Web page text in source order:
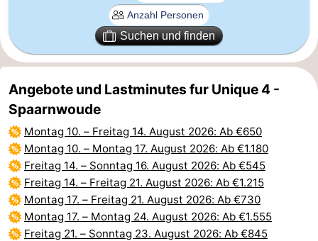
Suchen und finden
Angebote und Lastminutes fur Unique 4 -
Spaarnwoude
Montag 10. – Freitag 14. August 2026: Ab €650
Montag 10. – Montag 17. August 2026: Ab €1.180
Freitag 14. – Sonntag 16. August 2026: Ab €545
Freitag 14. – Freitag 21. August 2026: Ab €1.215
Montag 17. – Freitag 21. August 2026: Ab €730
Montag 17. – Montag 24. August 2026: Ab €1.555
Freitag 21. – Sonntag 23. August 2026: Ab €845